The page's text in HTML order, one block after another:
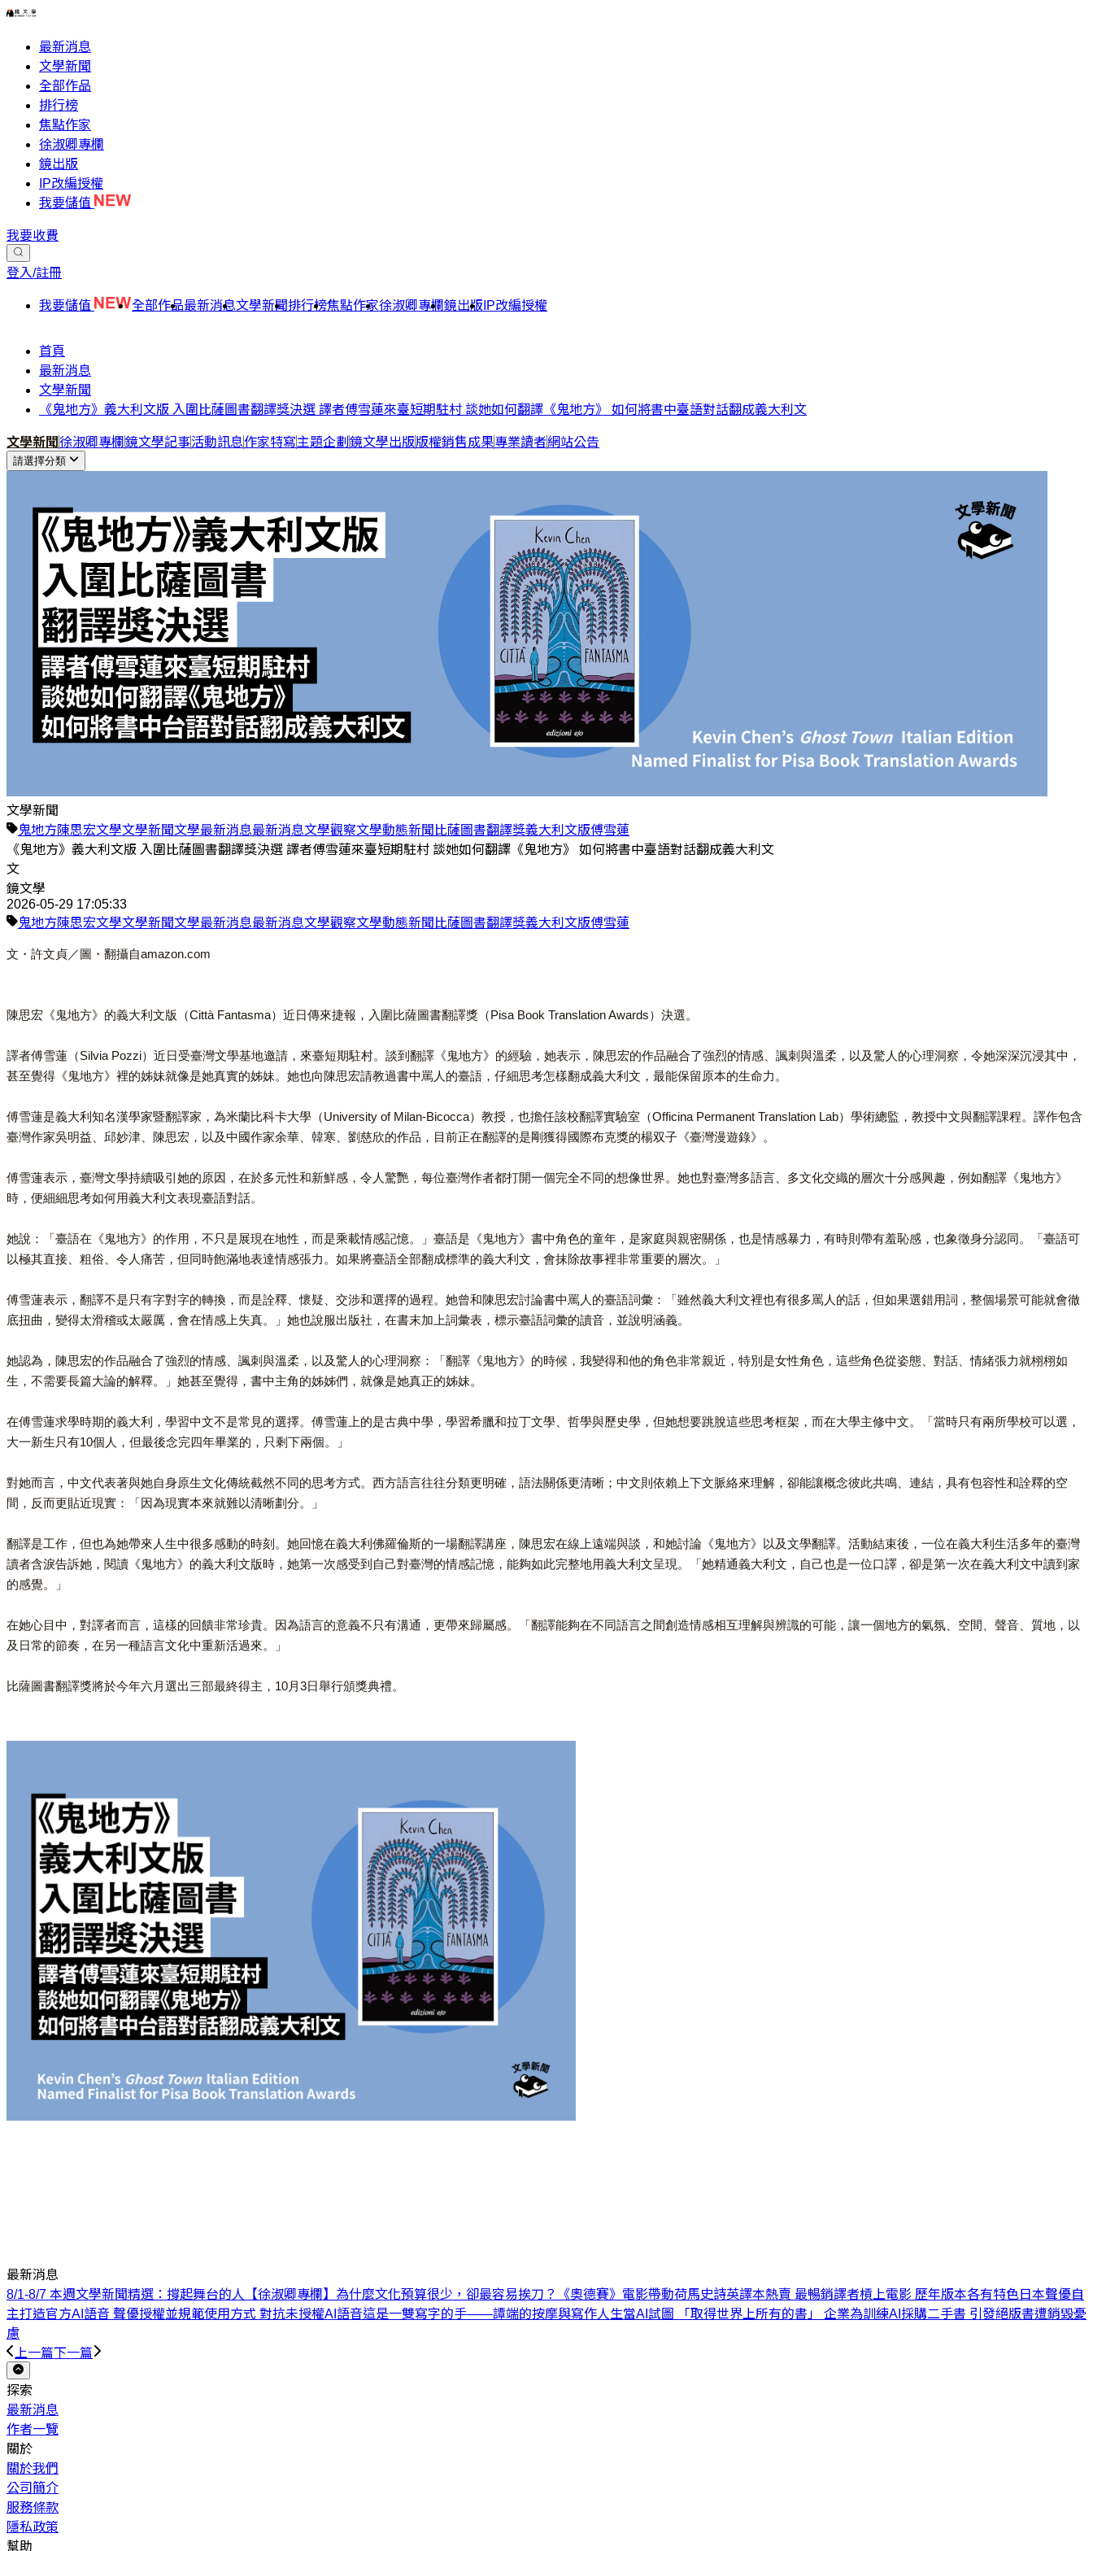
最新消息
文學新聞
全部作品
排行榜
焦點作家
徐淑卿專欄
鏡出版
IP改編授權
我要儲值
我要收費
登入/註冊
我要儲值 全部作品最新消息文學新聞排行榜焦點作家徐淑卿專欄鏡出版 IP改編授權
首頁
最新消息
文學新聞
《鬼地方》義大利文版 入圍比薩圖書翻譯獎決選 譯者傅雪蓮來臺短期駐村 談她如何翻譯《鬼地方》 如何將書中臺語對話翻成義大利文
文學新聞 徐淑卿專欄鏡文學記事活動訊息作家特寫主題企劃 鏡文學出版版權銷售成果專業讀者網站公告
請選擇分類
文學新聞
鬼地方陳思宏文學文學新聞文學最新消息最新消息文學觀察文學動態新聞 比薩圖書翻譯獎義大利文版傅雪蓮
《鬼地方》義大利文版 入圍比薩圖書翻譯獎決選 譯者傅雪蓮來臺短期駐村 談她如何翻譯《鬼地方》 如何將書中臺語對話翻成義大利文
文
鏡文學
2026-05-29 17:05:33
鬼地方陳思宏文學文學新聞文學最新消息最新消息文學觀察文學動態新聞 比薩圖書翻譯獎義大利文版傅雪蓮
文・許文貞／圖・翻攝自amazon.com
陳思宏《鬼地方》的義大利文版（Città Fantasma）近日傳來捷報，入圍比薩圖書翻譯獎（Pisa Book Translation Awards）決選。
譯者傅雪蓮（Silvia Pozzi）近日受臺灣文學基地邀請，來臺短期駐村。談到翻譯《鬼地方》的經驗，她表示，陳思宏的作品融合了強烈的情感、諷刺與溫柔，以及驚人的心理洞察，令她深深沉浸其中，
甚至覺得《鬼地方》裡的姊妹就像是她真實的姊妹。她也向陳思宏請教過書中罵人的臺語，仔細思考怎樣翻成義大利文，最能保留原本的生命力。
傅雪蓮是義大利知名漢學家暨翻譯家，為米蘭比科卡大學（University of Milan-Bicocca）教授，也擔任該校翻譯實驗室（Officina Permanent Translation Lab）學術總監，教授中文與翻譯課程。譯作包含
臺灣作家吳明益、邱妙津、陳思宏，以及中國作家余華、韓寒、劉慈欣的作品，目前正在翻譯的是剛獲得國際布克獎的楊双子《臺灣漫遊錄》。
傅雪蓮表示，臺灣文學持續吸引她的原因，在於多元性和新鮮感，令人驚艷，每位臺灣作者都打開一個完全不同的想像世界。她也對臺灣多語言、多文化交織的層次十分感興趣，例如翻譯《鬼地方》
時，便細細思考如何用義大利文表現臺語對話。
她說：「臺語在《鬼地方》的作用，不只是展現在地性，而是乘載情感記憶。」臺語是《鬼地方》書中角色的童年，是家庭與親密關係，也是情感暴力，有時則帶有羞恥感，也象徵身分認同。「臺語可
以極其直接、粗俗、令人痛苦，但同時飽滿地表達情感張力。如果將臺語全部翻成標準的義大利文，會抹除故事裡非常重要的層次。」
傅雪蓮表示，翻譯不是只有字對字的轉換，而是詮釋、懷疑、交涉和選擇的過程。她曾和陳思宏討論書中罵人的臺語詞彙：「雖然義大利文裡也有很多罵人的話，但如果選錯用詞，整個場景可能就會徹
底扭曲，變得太滑稽或太嚴厲，會在情感上失真。」她也說服出版社，在書末加上詞彙表，標示臺語詞彙的讀音，並說明涵義。
她認為，陳思宏的作品融合了強烈的情感、諷刺與溫柔，以及驚人的心理洞察：「翻譯《鬼地方》的時候，我變得和他的角色非常親近，特別是女性角色，這些角色從姿態、對話、情緒張力就栩栩如
生，不需要長篇大論的解釋。」她甚至覺得，書中主角的姊姊們，就像是她真正的姊妹。
在傅雪蓮求學時期的義大利，學習中文不是常見的選擇。傅雪蓮上的是古典中學，學習希臘和拉丁文學、哲學與歷史學，但她想要跳脫這些思考框架，而在大學主修中文。「當時只有兩所學校可以選，
大一新生只有10個人，但最後念完四年畢業的，只剩下兩個。」
對她而言，中文代表著與她自身原生文化傳統截然不同的思考方式。西方語言往往分類更明確，語法關係更清晰；中文則依賴上下文脈絡來理解，卻能讓概念彼此共鳴、連結，具有包容性和詮釋的空
間，反而更貼近現實：「因為現實本來就難以清晰劃分。」
翻譯是工作，但也為她帶來人生中很多感動的時刻。她回憶在義大利佛羅倫斯的一場翻譯講座，陳思宏在線上遠端與談，和她討論《鬼地方》以及文學翻譯。活動結束後，一位在義大利生活多年的臺灣
讀者含淚告訴她，閱讀《鬼地方》的義大利文版時，她第一次感受到自己對臺灣的情感記憶，能夠如此完整地用義大利文呈現。「她精通義大利文，自己也是一位口譯，卻是第一次在義大利文中讀到家
的感覺。」
在她心目中，對譯者而言，這樣的回饋非常珍貴。因為語言的意義不只有溝通，更帶來歸屬感。「翻譯能夠在不同語言之間創造情感相互理解與辨識的可能，讓一個地方的氣氛、空間、聲音、質地，以
及日常的節奏，在另一種語言文化中重新活過來。」
比薩圖書翻譯獎將於今年六月選出三部最終得主，10月3日舉行頒獎典禮。
最新消息
8/1-8/7 本週文學新聞精選：撐起舞台的人
【徐淑卿專欄】為什麼文化預算很少，卻最容易挨刀？ 《奧德賽》電影帶動荷馬史詩英譯本熱賣 最暢銷譯者槓上電影 歷年版本各有特色 日本聲優自
主打造官方AI語音 聲優授權並規範使用方式 對抗未授權AI語音這是一雙寫字的手——譚端的按摩與寫作人生當AI試圖 「取得世界上所有的書」 企業為訓練AI採購二手書 引發絕版書遭銷毀憂
慮
上一篇下一篇
探索
最新消息
作者一覽
關於
關於我們
公司簡介
服務條款
隱私政策
幫助